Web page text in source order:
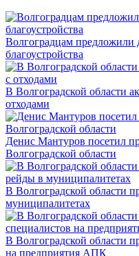
Волгоградцам предложили
благоустройства
В Волгоградской области
отходами
Денис Мантуров посетил
Волгоградской области
В Волгоградской области
муниципалитетах
В Волгоградской области
на предприятия АПК